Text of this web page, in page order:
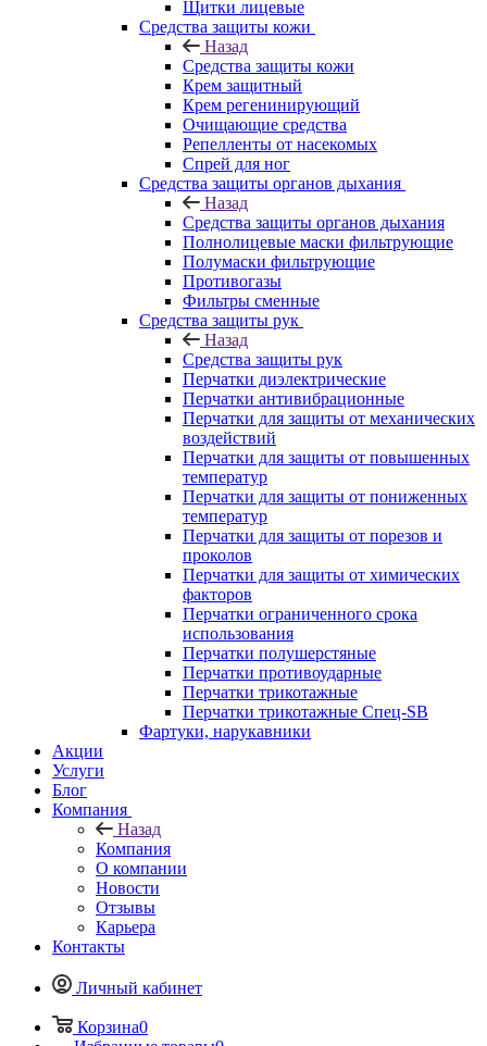
Щитки лицевые
Средства защиты кожи
Назад
Средства защиты кожи
Крем защитный
Крем регенинирующий
Очищающие средства
Репелленты от насекомых
Спрей для ног
Средства защиты органов дыхания
Назад
Средства защиты органов дыхания
Полнолицевые маски фильтрующие
Полумаски фильтрующие
Противогазы
Фильтры сменные
Средства защиты рук
Назад
Средства защиты рук
Перчатки диэлектрические
Перчатки антивибрационные
Перчатки для защиты от механических
воздействий
Перчатки для защиты от повышенных
температур
Перчатки для защиты от пониженных
температур
Перчатки для защиты от порезов и
проколов
Перчатки для защиты от химических
факторов
Перчатки ограниченного срока
использования
Перчатки полушерстяные
Перчатки противоударные
Перчатки трикотажные
Перчатки трикотажные Спец-SB
Фартуки, нарукавники
Акции
Услуги
Блог
Компания
Назад
Компания
О компании
Новости
Отзывы
Карьера
Контакты
Личный кабинет
Корзина0